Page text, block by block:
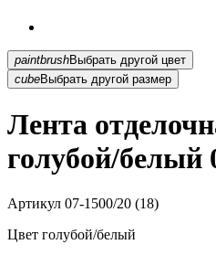
paintbrush
Выбрать другой цвет
cubeВыбрать другой размер
Лента
голубой/белый
Артикул 07-1500/20 (18)
Цвет голубой/белый